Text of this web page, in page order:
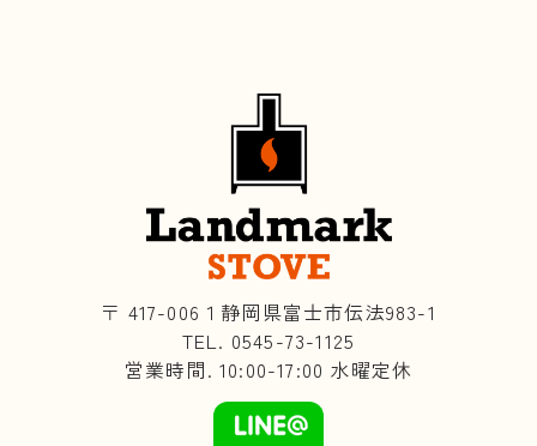
〒 417-006１静岡県富士市伝法983-1
TEL. 0545-73-1125
営業時間. 10:00-17:00 水曜定休